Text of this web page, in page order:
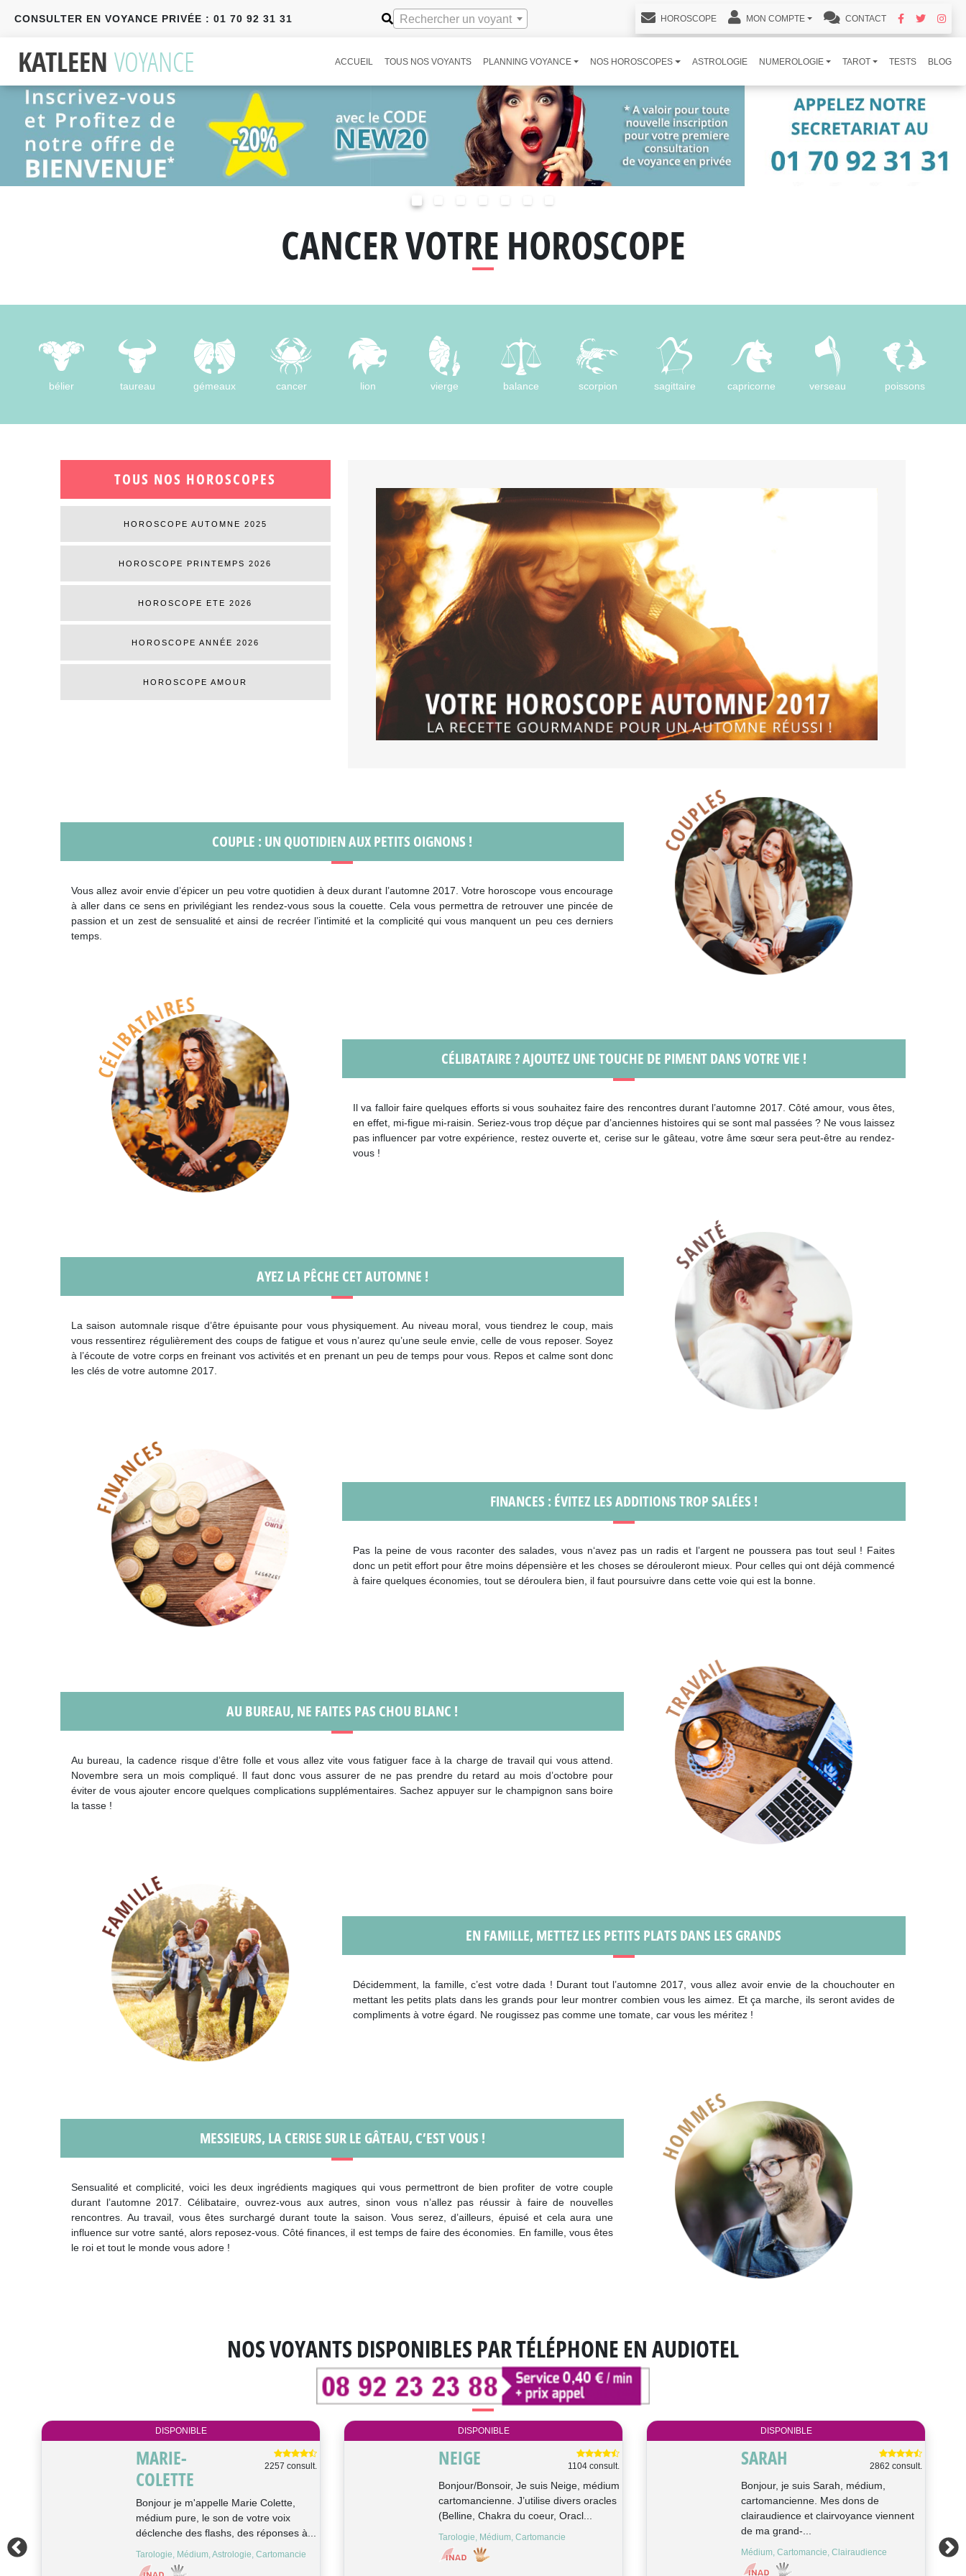
CONSULTER EN VOYANCE PRIVÉE : 01 70 92 31 31 Rechercher un voyant HOROSCOPE MON COMPTE CONTACT
ACCUEIL TOUS NOS VOYANTS PLANNING VOYANCE NOS HOROSCOPES ASTROLOGIE NUMEROLOGIE TAROT TESTS BLOG
CANCER VOTRE HOROSCOPE
bélier taureau gémeaux cancer lion vierge balance scorpion sagittaire capricorne verseau poissons
TOUS NOS HOROSCOPES
HOROSCOPE AUTOMNE 2025
HOROSCOPE PRINTEMPS 2026
HOROSCOPE ETE 2026
HOROSCOPE ANNÉE 2026
HOROSCOPE AMOUR
COUPLE : UN QUOTIDIEN AUX PETITS OIGNONS !
Vous allez avoir envie d’épicer un peu votre quotidien à deux durant l’automne 2017. Votre horoscope vous encourage
à aller dans ce sens en privilégiant les rendez-vous sous la couette. Cela vous permettra de retrouver une pincée de
passion et un zest de sensualité et ainsi de recréer l’intimité et la complicité qui vous manquent un peu ces derniers
temps.
CÉLIBATAIRE ? AJOUTEZ UNE TOUCHE DE PIMENT DANS VOTRE VIE !
Il va falloir faire quelques efforts si vous souhaitez faire des rencontres durant l’automne 2017. Côté amour, vous êtes,
en effet, mi-figue mi-raisin. Seriez-vous trop déçue par d’anciennes histoires qui se sont mal passées ? Ne vous laissez
pas influencer par votre expérience, restez ouverte et, cerise sur le gâteau, votre âme sœur sera peut-être au rendez-
vous !
AYEZ LA PÊCHE CET AUTOMNE !
La saison automnale risque d’être épuisante pour vous physiquement. Au niveau moral, vous tiendrez le coup, mais
vous ressentirez régulièrement des coups de fatigue et vous n’aurez qu’une seule envie, celle de vous reposer. Soyez
à l’écoute de votre corps en freinant vos activités et en prenant un peu de temps pour vous. Repos et calme sont donc
les clés de votre automne 2017.
FINANCES : ÉVITEZ LES ADDITIONS TROP SALÉES !
Pas la peine de vous raconter des salades, vous n‘avez pas un radis et l’argent ne poussera pas tout seul ! Faites
donc un petit effort pour être moins dépensière et les choses se dérouleront mieux. Pour celles qui ont déjà commencé
à faire quelques économies, tout se déroulera bien, il faut poursuivre dans cette voie qui est la bonne.
AU BUREAU, NE FAITES PAS CHOU BLANC !
Au bureau, la cadence risque d’être folle et vous allez vite vous fatiguer face à la charge de travail qui vous attend.
Novembre sera un mois compliqué. Il faut donc vous assurer de ne pas prendre du retard au mois d’octobre pour
éviter de vous ajouter encore quelques complications supplémentaires. Sachez appuyer sur le champignon sans boire
la tasse !
EN FAMILLE, METTEZ LES PETITS PLATS DANS LES GRANDS
Décidemment, la famille, c’est votre dada ! Durant tout l’automne 2017, vous allez avoir envie de la chouchouter en
mettant les petits plats dans les grands pour leur montrer combien vous les aimez. Et ça marche, ils seront avides de
compliments à votre égard. Ne rougissez pas comme une tomate, car vous les méritez !
MESSIEURS, LA CERISE SUR LE GÂTEAU, C’EST VOUS !
Sensualité et complicité, voici les deux ingrédients magiques qui vous permettront de bien profiter de votre couple
durant l’automne 2017. Célibataire, ouvrez-vous aux autres, sinon vous n’allez pas réussir à faire de nouvelles
rencontres. Au travail, vous êtes surchargé durant toute la saison. Vous serez, d’ailleurs, épuisé et cela aura une
influence sur votre santé, alors reposez-vous. Côté finances, il est temps de faire des économies. En famille, vous êtes
le roi et tout le monde vous adore !
NOS VOYANTS DISPONIBLES PAR TÉLÉPHONE EN AUDIOTEL
DISPONIBLE
MARIE-
COLETTE
2257 consult.
Bonjour je m'appelle Marie Colette,
médium pure, le son de votre voix
déclenche des flashs, des réponses à...
Tarologie, Médium, Astrologie, Cartomancie
DISPONIBLE
NEIGE 1104 consult.
Bonjour/Bonsoir, Je suis Neige, médium
cartomancienne. J’utilise divers oracles
(Belline, Chakra du coeur, Oracl...
Tarologie, Médium, Cartomancie
DISPONIBLE
SARAH 2862 consult.
Bonjour, je suis Sarah, médium,
cartomancienne. Mes dons de
clairaudience et clairvoyance viennent
de ma grand-...
Médium, Cartomancie, Clairaudience